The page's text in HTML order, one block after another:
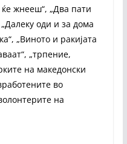
жнееш“, „Два пати
оди и за дома
„Виното и ракијата
„трпение,
на македонски
во
на